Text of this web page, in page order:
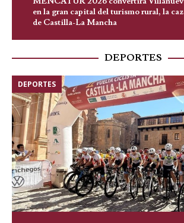
en la gran capital del turismo rural, la
de Castilla-La Mancha
DEPORTES
DEPORTES